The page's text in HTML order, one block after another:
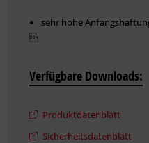
sehr hohe

Weitere technische Details
Verfügbare Downloads:
Produktdatenblatt
Sicherheitsdatenblatt